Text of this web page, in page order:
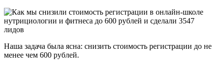
Наша задача была ясна: снизить стоимость регистрации до не
менее чем 600 рублей.